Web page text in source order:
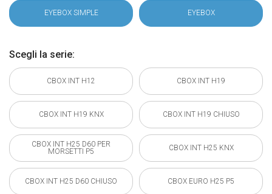
EYEBOX SIMPLE EYEBOX
Scegli la serie:
CBOX INT H12 CBOX INT H19
CBOX INT H19 KNX CBOX INT H19 CHIUSO
CBOX INT H25 D60 PER
MORSETTI P5
CBOX INT H25 KNX
CBOX INT H25 D60 CHIUSO CBOX EURO H25 P5